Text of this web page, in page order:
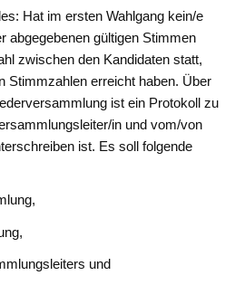
Hat im ersten Wahlgang kein/e
abgegebenen gültigen Stimmen
zwischen den Kandidaten statt,
Stimmzahlen erreicht haben. Über
ist ein Protokoll zu
in und vom/von
ist. Es soll folgende
und